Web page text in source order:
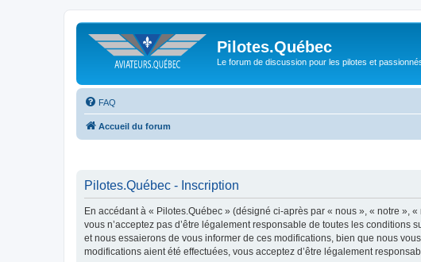
Pilotes.Québec
Le forum de discussion pour les pilotes et
FAQ
Accueil du forum
Pilotes.Québec - Inscription
En accédant à « Pilotes.Québec » (désigné ci-après par « nous », « notre »,
vous n’acceptez pas d’être légalement responsable de toutes les
et nous essaierons de vous informer de ces modifications, bien que nous
modifications aient été effectuées, vous acceptez d’être légalement